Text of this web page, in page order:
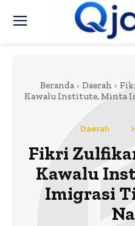
Beranda Daerah
Kawalu Institute, Minta
Daerah
Fikri
Kawalu
Imigrasi